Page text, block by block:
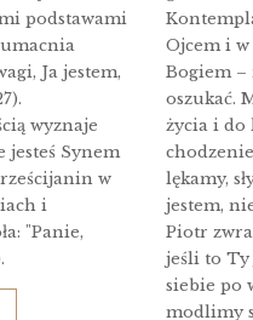
podstawami
Ja jestem,
wyznaje
jesteś Synem
w
i
"Panie,
Ojcem i w
Bogiem –
oszukać.
życia i do
lękamy,
jestem,
Piotr
jeśli to Ty
siebie po
modlimy